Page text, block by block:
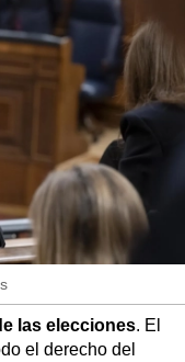
las elecciones. El
el derecho del